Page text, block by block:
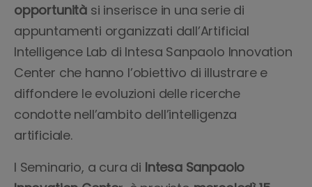
opportunità si inserisce in una serie di
appuntamenti organizzati dall’Artificial
Intelligence Lab di Intesa Sanpaolo Innovation
Center che hanno l’obiettivo di illustrare e
diffondere le evoluzioni delle ricerche
condotte nell’ambito dell’intelligenza
artificiale.
l Seminario, a cura di Intesa Sanpaolo